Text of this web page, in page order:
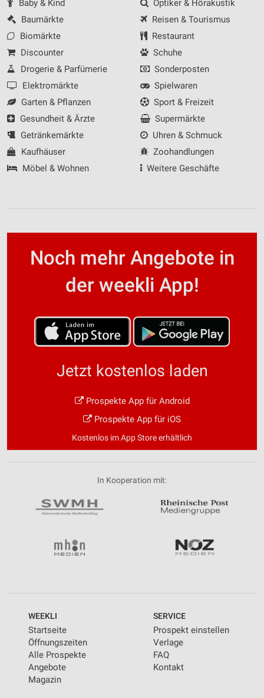
Baby & Kind
Baumärkte
Biomärkte
Discounter
Drogerie & Parfümerie
Elektromärkte
Garten & Pflanzen
Gesundheit & Ärzte
Getränkemärkte
Kaufhäuser
Möbel & Wohnen
Optiker & Hörakustik
Reisen & Tourismus
Restaurant
Schuhe
Sonderposten
Spielwaren
Sport & Freizeit
Supermärkte
Uhren & Schmuck
Zoohandlungen
Weitere Geschäfte
Noch mehr Angebote in
der weekli App!
Jetzt kostenlos laden
Prospekte App für Android
Prospekte App für iOS
Kostenlos im App Store erhältlich
In Kooperation mit:
WEEKLI
Startseite
Öffnungszeiten
Alle Prospekte
Angebote
Magazin
SERVICE
Prospekt einstellen
Verlage
FAQ
Kontakt